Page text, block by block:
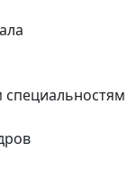
специальностям